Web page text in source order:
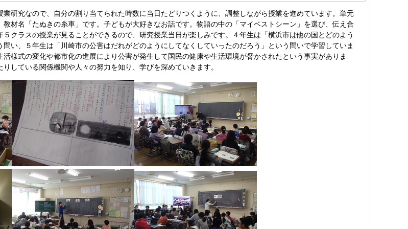
業研究なので、自分の割り当てられた時数に当日たどりつくように、調整しながら授業を進めています。単元
材名「たぬきの糸車」です。子どもが大好きなお話です。物語の中の「マイベストシーン」を選び、伝え合
５クラスの授業が見ることができるので、研究授業当日が楽しみです。４年生は「横浜市は他の国とどのよう
い、５年生は「川崎市の公害はだれがどのようにしてなくしていったのだろう」という問いで学習していま
活様式の変化や都市化の進展により公害が発生して国民の健康や生活環境が脅かされたという事実がありま
している関係機関や人々の努力を知り、学びを深めていきます。